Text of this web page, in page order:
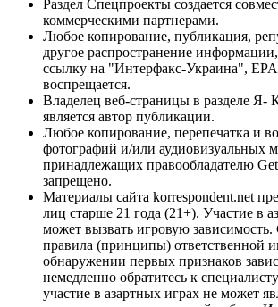
Раздел Спецпроекты создается
коммерческими партнерами.
Любое копирование, публикация,
другое распространение
ссылку на "Интерфакс-Украина",
воспрещается.
Владелец веб-страницы в разделе Я-
является автор публикации.
Любое копирование, перепечатка и
фотографий и/или аудиовизуальных
принадлежащих правообладателю
запрещено.
Материалы сайта korrespondent.net
лиц старше 21 года (21+). Участие в
может вызвать игровую
правила (принципы) ответственной
обнаружении первых признаков
немедленно обратитесь к
участие в азартных играх не может